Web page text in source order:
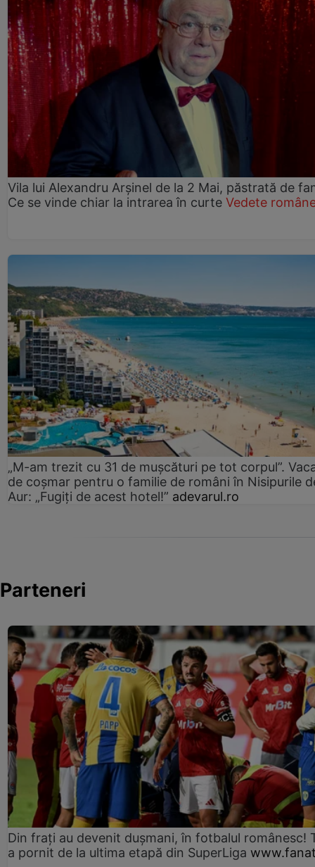
Vila lui Alexandru Arșinel de la 2 Mai, păstrată de
Ce se vinde chiar la intrarea în curte Vedete
„M-am trezit cu 31 de mușcături pe tot corpul”.
de coșmar pentru o familie de români în Nisipurile
Aur: „Fugiți de acest hotel!” adevarul.ro
Parteneri
Din frați au devenit dușmani, în fotbalul românesc!
a pornit de la ultima etapă din SuperLiga